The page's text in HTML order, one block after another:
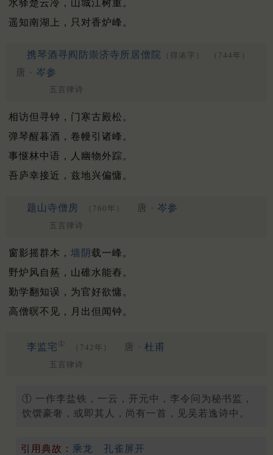
水驿楚云冷，山城江树重。
遥知南湖上，只对香炉峰。
携琴酒寻阎防崇济寺所居僧院 （得浓字） （744年）
唐 · 岑参
五言律诗
相访但寻钟，门寒古殿松。
弹琴醒暮酒，卷幔引诸峰。
事惬林中语，人幽物外踪。
吾庐幸接近，兹地兴偏慵。
题山寺僧房 （760年） 唐 · 岑参
五言律诗
窗影摇群木， 墙阴 载一峰。
野炉风自爇，山碓水能舂。
勤学翻知误，为官好欲慵。
高僧暝不见，月出但闻钟。
李监宅 ① （742年） 唐 · 杜甫
五言律诗
① 一作李盐铁，一云，开元中，李令问为秘书监，
饮馔豪奢，或即其人，尚有一首，见吴若逸诗中。
引用典故： 乘龙 孔雀屏开